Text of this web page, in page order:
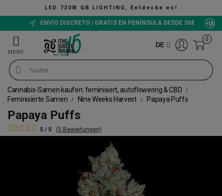
Entdecke es!
ENVÍO DISCRETO | GRATIS EN PENÍNSULA DESDE 30€
DE
0
Cannabis-Samen kaufen: feminisiert, autoflowering & CBD
Feminisierte Samen
Nine Weeks Harvest Papaya Puffs
Papaya Puffs
5 / 5 (5 Bewertungen)